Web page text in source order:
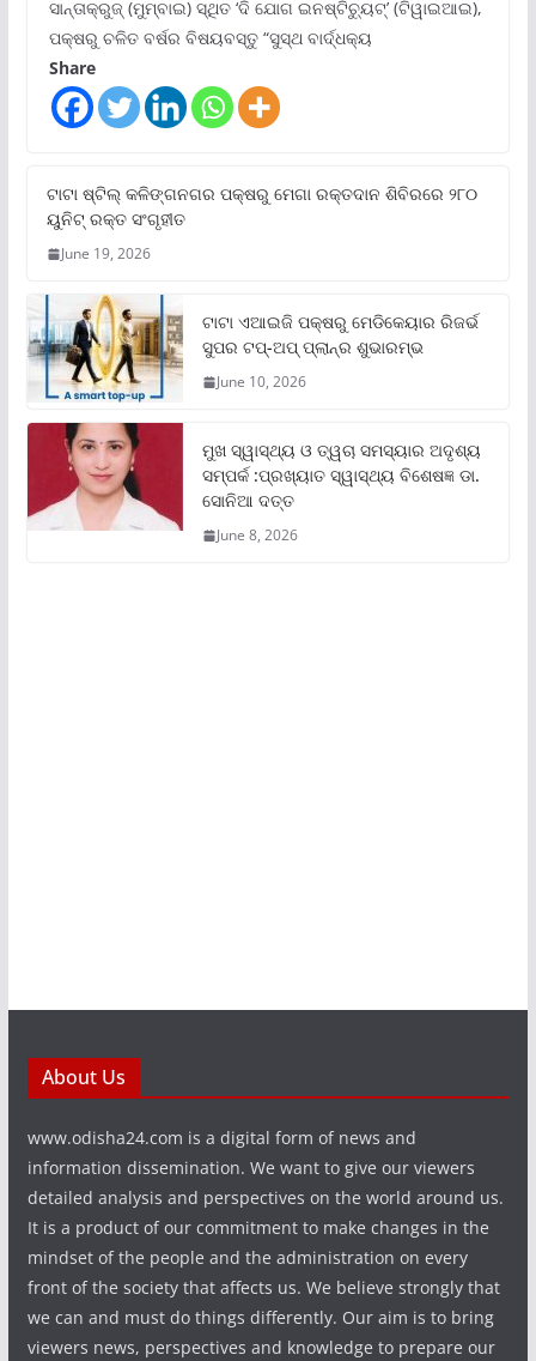
ସାନ୍ତାକ୍ରୁଜ୍ (ମୁମ୍ବାଇ) ସ୍ଥିତ ‘ଦି ଯୋଗ ଇନଷ୍ଟିଚ୍ୟୁଟ୍‌’ (ଟିୱାଇଆଇ),
ପକ୍ଷରୁ ଚଳିତ ବର୍ଷର ବିଷୟବସ୍ତୁ “ସୁସ୍ଥ ବାର୍ଦ୍ଧକ୍ୟ
Share
ଟାଟା ଷ୍ଟିଲ୍‌ କଳିଙ୍ଗନଗର ପକ୍ଷରୁ ମେଗା ରକ୍ତଦାନ ଶିବିରରେ ୨୮୦
ୟୁନିଟ୍‌ ରକ୍ତ ସଂଗୃହୀତ
June 19, 2026
ଟାଟା ଏଆଇଜି ପକ୍ଷରୁ ମେଡିକେୟାର ରିଜର୍ଭ
ସୁପର ଟପ୍‌-ଅପ୍ ପ୍ଲାନ୍‌ର ଶୁଭାରମ୍ଭ
June 10, 2026
ମୁଖ ସ୍ୱାସ୍ଥ୍ୟ ଓ ତ୍ୱଚା ସମସ୍ୟାର ଅଦୃଶ୍ୟ
ସମ୍ପର୍କ :ପ୍ରଖ୍ୟାତ ସ୍ୱାସ୍ଥ୍ୟ ବିଶେଷଜ୍ଞ ଡା.
ସୋନିଆ ଦତ୍ତ
June 8, 2026
About Us
www.odisha24.com is a digital form of news and
information dissemination. We want to give our viewers
detailed analysis and perspectives on the world around us.
It is a product of our commitment to make changes in the
mindset of the people and the administration on every
front of the society that affects us. We believe strongly that
we can and must do things differently. Our aim is to bring
viewers news, perspectives and knowledge to prepare our